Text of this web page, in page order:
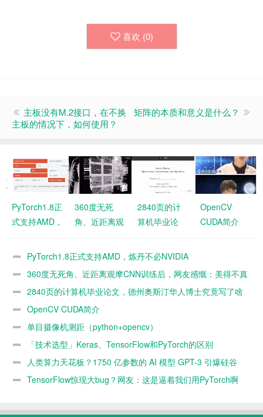
喜欢 (0)
主板没有M.2接口，在不换
主板的情况下，如何使用？
矩阵的本质和意义是什么？
PyTorch1.8正
式支持AMD，
NVIDIA
360度无死
角、近距离观
后，网友感
实
2840页的计
算机毕业论
汀华人博士究
OpenCV
CUDA简介
PyTorch1.8正式支持AMD，炼丹不必NVIDIA
360度无死角、近距离观摩CNN训练后，网友感慨：美得不真
实 2840页的计算机毕业论文，德州奥斯汀华人博士究竟写了啥
OpenCV CUDA简介
单目摄像机测距（python+opencv）
「技术选型」Keras、TensorFlow和PyTorch的区别
人类算力天花板？1750 亿参数的 AI 模型 GPT-3 引爆硅谷
TensorFlow惊现大bug？网友：这是逼着我们用PyTorch啊